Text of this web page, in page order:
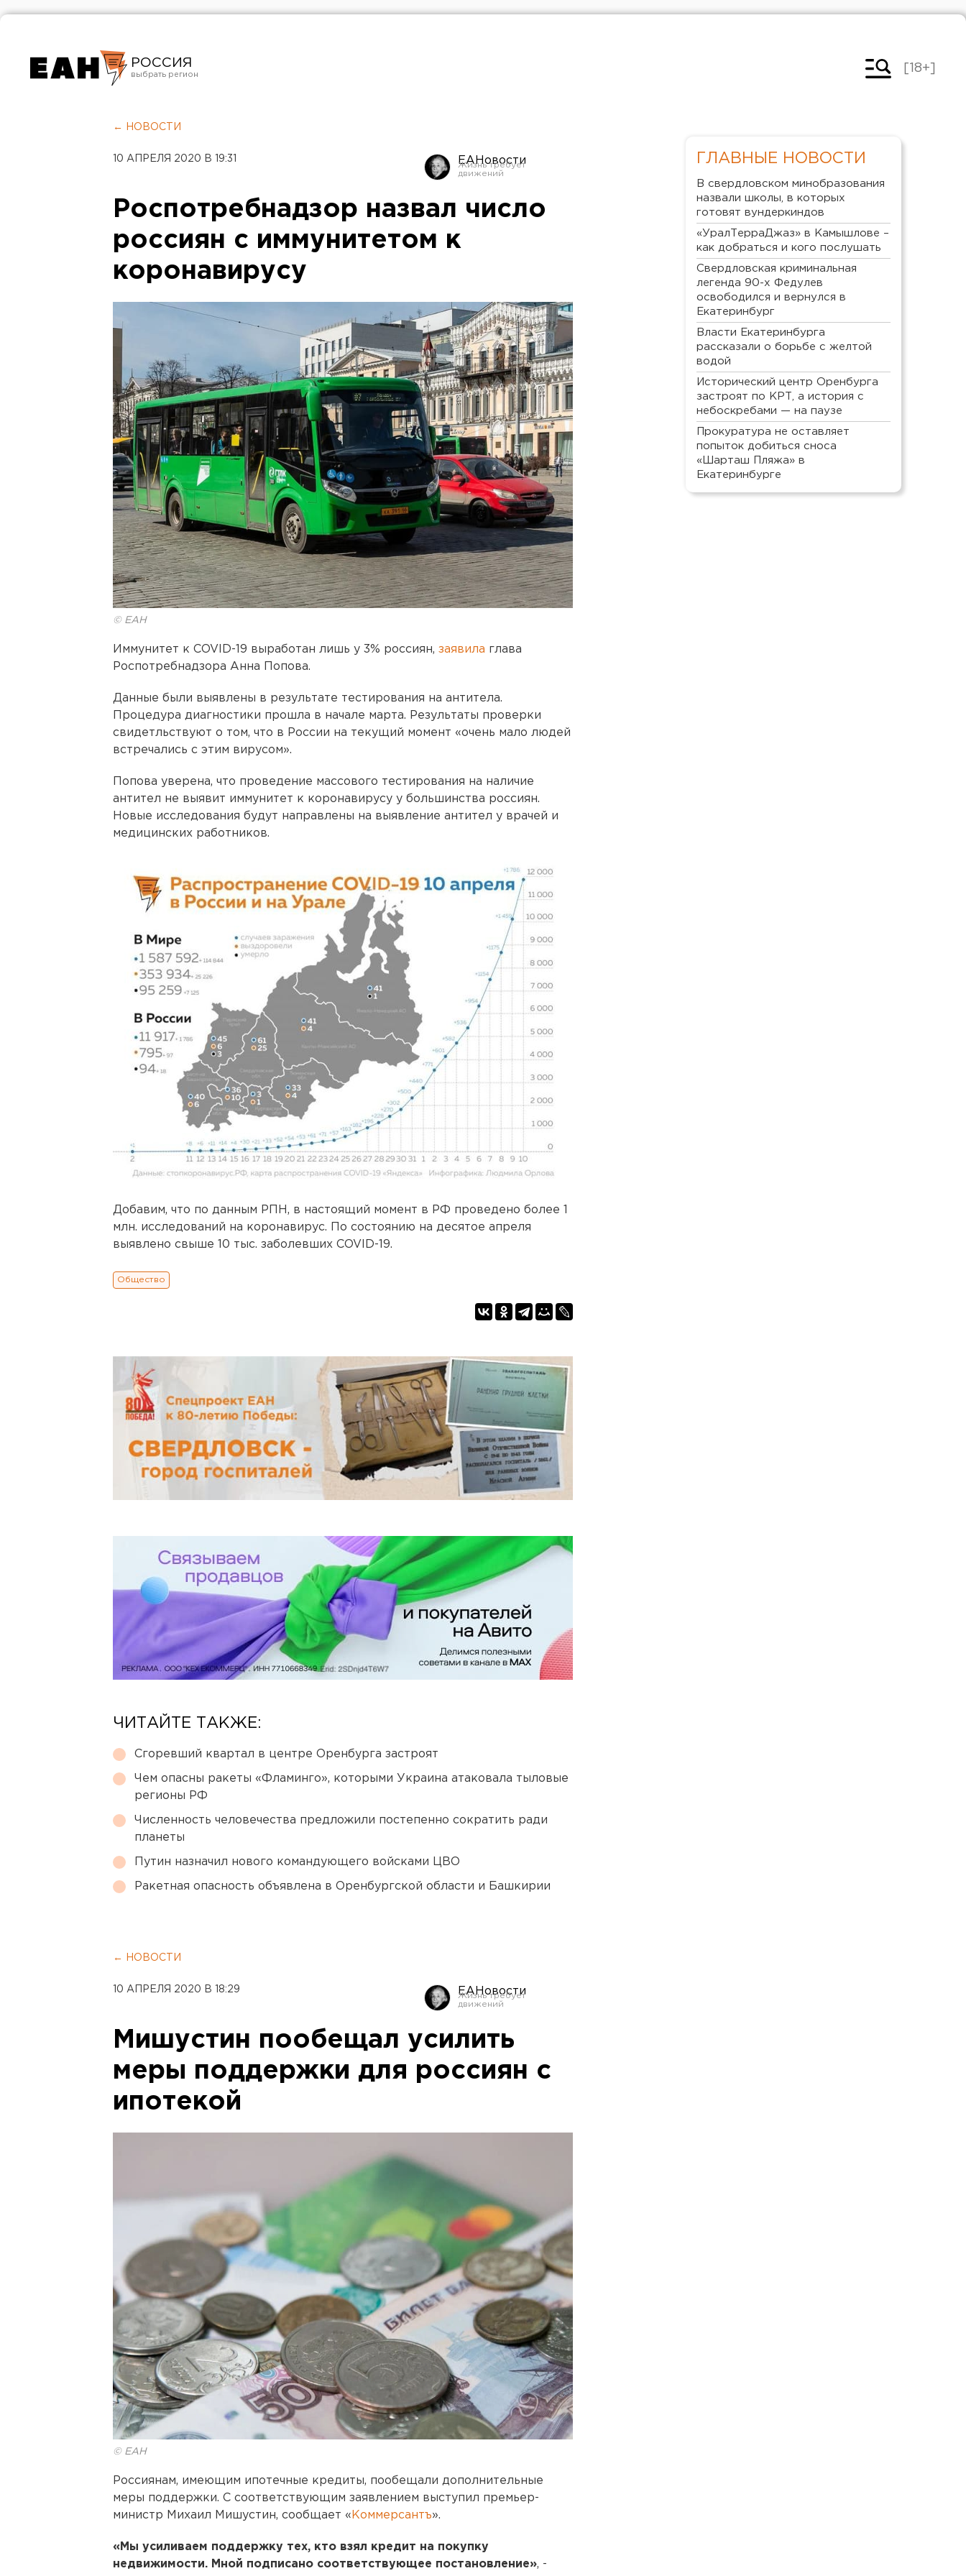
РОССИЯ
Челябинск
[18+]
← НОВОСТИ
10 АПРЕЛЯ 2020 В 19:31 ЕАНовости
Роспотребнадзор назвал число
россиян с иммунитетом к
коронавирусу
© ЕАН
Иммунитет к COVID-19 выработан лишь у 3% россиян, заявила глава
Роспотребнадзора Анна Попова.
Данные были выявлены в результате тестирования на антитела.
Процедура диагностики прошла в начале марта. Результаты проверки
свидетльствуют о том, что в России на текущий момент «очень мало людей
встречались с этим вирусом».
Попова уверена, что проведение массового тестирования на наличие
антител не выявит иммунитет к коронавирусу у большинства россиян.
Новые исследования будут направлены на выявление антител у врачей и
медицинских работников.
Добавим, что по данным РПН, в настоящий момент в РФ проведено более 1
млн. исследований на коронавирус. По состоянию на десятое апреля
выявлено свыше 10 тыс. заболевших COVID-19.
Общество
ЧИТАЙТЕ ТАКЖЕ:
Сгоревший квартал в центре Оренбурга застроят
Чем опасны ракеты «Фламинго», которыми Украина атаковала тыловые
регионы РФ
Численность человечества предложили постепенно сократить ради
планеты
Путин назначил нового командующего войсками ЦВО
Ракетная опасность объявлена в Оренбургской области и Башкирии
← НОВОСТИ
10 АПРЕЛЯ 2020 В 18:29 ЕАНовости
Мишустин пообещал усилить
меры поддержки для россиян с
ипотекой
© ЕАН
Россиянам, имеющим ипотечные кредиты, пообещали дополнительные
меры поддержки. С соответствующим заявлением выступил премьер-
министр Михаил Мишустин, сообщает « Коммерсантъ».
«Мы усиливаем поддержку тех, кто взял кредит на покупку
недвижимости. Мной подписано соответствующее постановление», -
ГЛАВНЫЕ НОВОСТИ
В свердловском минобразования
назвали школы, в которых
готовят вундеркиндов
«УралТерраДжаз» в Камышлове –
как добраться и кого послушать
Свердловская криминальная
легенда 90-х Федулев
освободился и вернулся в
Екатеринбург
Власти Екатеринбурга
рассказали о борьбе с желтой
водой
Исторический центр Оренбурга
застроят по КРТ, а история с
небоскребами — на паузе
Прокуратура не оставляет
попыток добиться сноса
«Шарташ Пляжа» в
Екатеринбурге